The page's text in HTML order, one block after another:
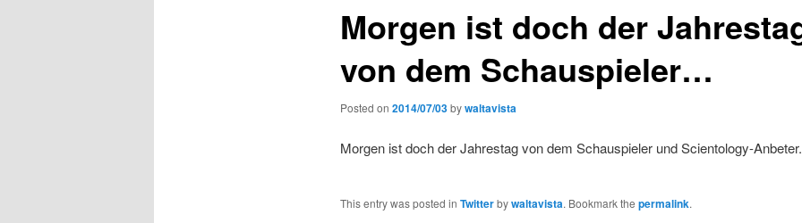
Morgen ist doch der
von dem Schauspieler…
Posted on 2014/07/03bywaltavista
Morgen ist doch der Jahrestag von dem Schauspieler und Scientology-Anbeter.
This entry was posted in Twitterbywaltavista. Bookmark the permalink.